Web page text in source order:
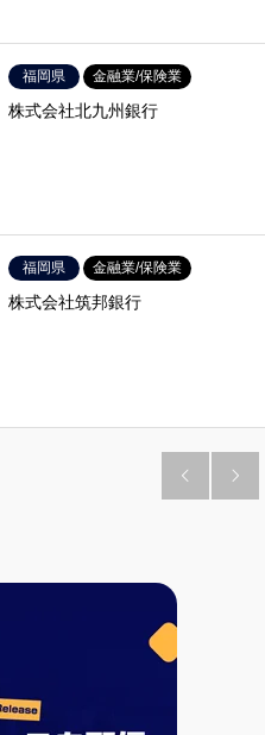
福岡県 金融業/保険業
株式会社北九州銀行
福岡県 金融業/保険業
株式会社筑邦銀行
 